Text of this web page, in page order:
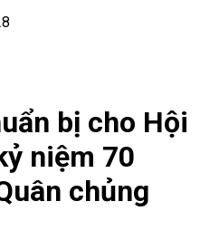
bị cho Hội
niệm 70
chủng